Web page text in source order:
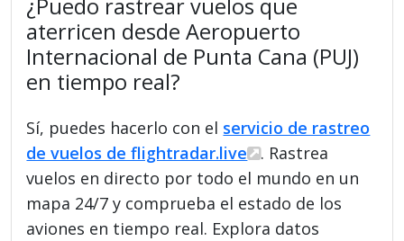
¿Puedo rastrear vuelos que
aterricen desde Aeropuerto
Internacional de Punta Cana (PUJ)
en tiempo real?
Sí, puedes hacerlo con el servicio de rastreo
de vuelos de flightradar.live
. Rastrea
vuelos en directo por todo el mundo en un
mapa 24/7 y comprueba el estado de los
aviones en tiempo real. Explora datos